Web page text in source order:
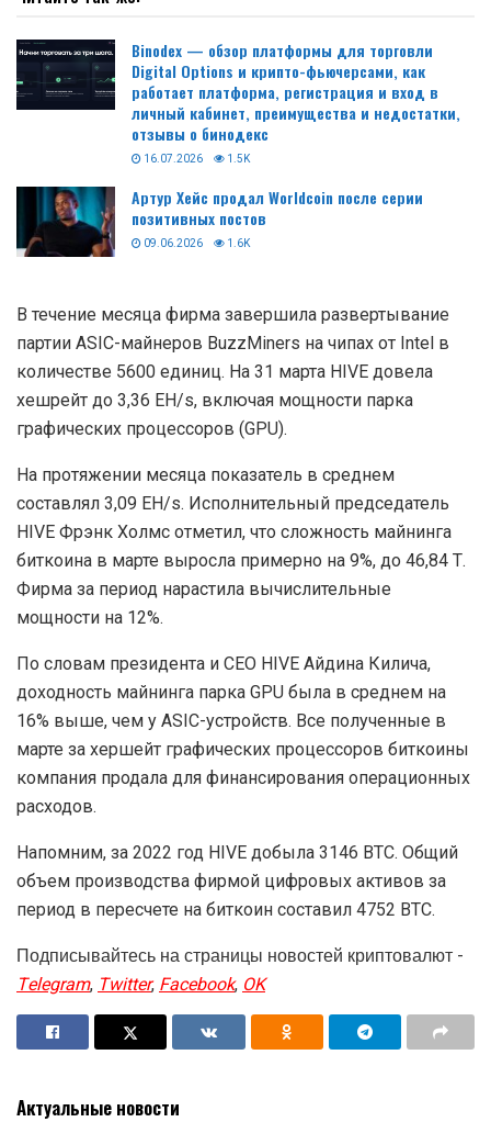
Binodex — обзор платформы для торговли
Digital Options и крипто-фьючерсами, как
работает платформа, регистрация и вход в
личный кабинет, преимущества и недостатки,
отзывы о бинодекс
16.07.2026 1.5K
Артур Хейс продал Worldcoin после серии
позитивных постов
09.06.2026 1.6K
В течение месяца фирма завершила развертывание
партии ASIC-майнеров BuzzMiners на чипах от Intel в
количестве 5600 единиц. На 31 марта HIVE довела
хешрейт до 3,36 EH/s, включая мощности парка
графических процессоров (GPU).
На протяжении месяца показатель в среднем
составлял 3,09 EH/s. Исполнительный председатель
HIVE Фрэнк Холмс отметил, что сложность майнинга
биткоина в марте выросла примерно на 9%, до 46,84 Т.
Фирма за период нарастила вычислительные
мощности на 12%.
По словам президента и CEO HIVE Айдина Килича,
доходность майнинга парка GPU была в среднем на
16% выше, чем у ASIC-устройств. Все полученные в
марте за хершейт графических процессоров биткоины
компания продала для финансирования операционных
расходов.
Напомним, за 2022 год HIVE добыла 3146 BTC. Общий
объем производства фирмой цифровых активов за
период в пересчете на биткоин составил 4752 BTC.
Подписывайтесь на страницы новостей криптовалют -
Telegram,Twitter,Facebook,OK
Актуальные новости